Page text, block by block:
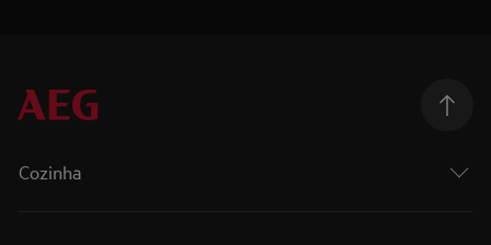
Cozinha